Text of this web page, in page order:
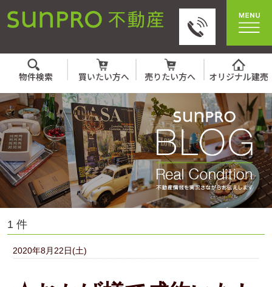
1 件
2020年8月22日(土)
☆おかげ様で成約いたし
ました♪たくさんのお問合